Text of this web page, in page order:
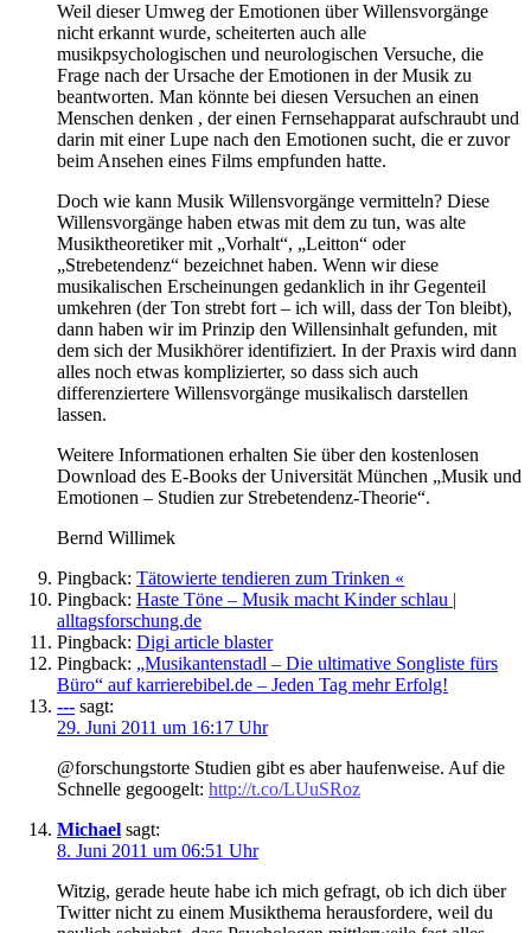
Weil dieser Umweg der Emotionen über Willensvorgänge
nicht erkannt wurde, scheiterten auch alle
musikpsychologischen und neurologischen Versuche, die
Frage nach der Ursache der Emotionen in der Musik zu
beantworten. Man könnte bei diesen Versuchen an einen
Menschen denken , der einen Fernsehapparat aufschraubt und
darin mit einer Lupe nach den Emotionen sucht, die er zuvor
beim Ansehen eines Films empfunden hatte.
Doch wie kann Musik Willensvorgänge vermitteln? Diese
Willensvorgänge haben etwas mit dem zu tun, was alte
Musiktheoretiker mit „Vorhalt“, „Leitton“ oder
„Strebetendenz“ bezeichnet haben. Wenn wir diese
musikalischen Erscheinungen gedanklich in ihr Gegenteil
umkehren (der Ton strebt fort – ich will, dass der Ton bleibt),
dann haben wir im Prinzip den Willensinhalt gefunden, mit
dem sich der Musikhörer identifiziert. In der Praxis wird dann
alles noch etwas komplizierter, so dass sich auch
differenziertere Willensvorgänge musikalisch darstellen
lassen.
Weitere Informationen erhalten Sie über den kostenlosen
Download des E-Books der Universität München „Musik und
Emotionen – Studien zur Strebetendenz-Theorie“.
Bernd Willimek
Pingback: Tätowierte tendieren zum Trinken «
Pingback: Haste Töne – Musik macht Kinder schlau |
alltagsforschung.de
Pingback: Digi article blaster
Pingback: „Musikantenstadl – Die ultimative Songliste fürs
Büro“ auf karrierebibel.de – Jeden Tag mehr Erfolg!
--- sagt:
29. Juni 2011 um 16:17 Uhr
@forschungstorte Studien gibt es aber haufenweise. Auf die
Schnelle gegoogelt: http://t.co/LUuSRoz
Michael sagt:
8. Juni 2011 um 06:51 Uhr
Witzig, gerade heute habe ich mich gefragt, ob ich dich über
Twitter nicht zu einem Musikthema herausfordere, weil du